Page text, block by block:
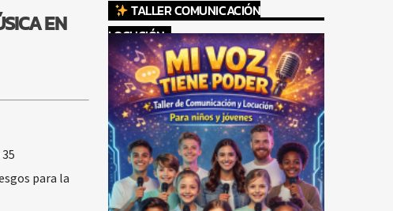
EN
para la
TALLER COMUNICACIÓN
LOCUCIÓN